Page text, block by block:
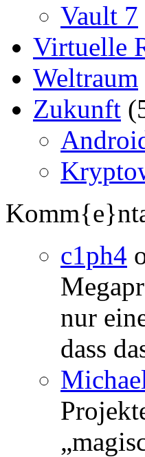
Vault 7
Virtuelle
Weltraum
Zukunft
c1ph4
nur
dass